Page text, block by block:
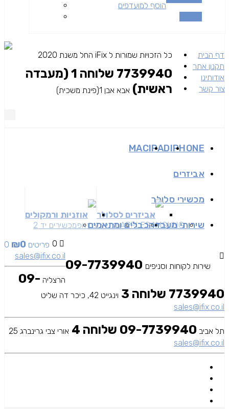
הוסף למועדפים
דף הבית
תקנון אתר
אודותינו
צור קשר
כל הזכויות שמורות ל iFix החל משנת 2020
IPHONE
IPAD
MAC
אביזרים
אביזרים לסלולר אוזניות ורמקולים
מכשירי סלולר
SAMSUNG
APPLEמכשירים זאפמכשירים יד 2 שירותי מעבדהכבלים ומתאמים
0 0 פריטים ₪0
שירות לקוחות וסניפים
7739940 שלוחה 1 (מעבדה
ראשית) אבא אבן 1(פינת משכית)
sales@ifix.co.il
הרצליה 09-
7739940 שלוחה 3
וינגייט 42, כיכר דה שליט
sales@ifix.co.il
תל אביב 09-7739940 שלוחה 4
אורי צבי גרינברג 25
sales@ifix.co.il